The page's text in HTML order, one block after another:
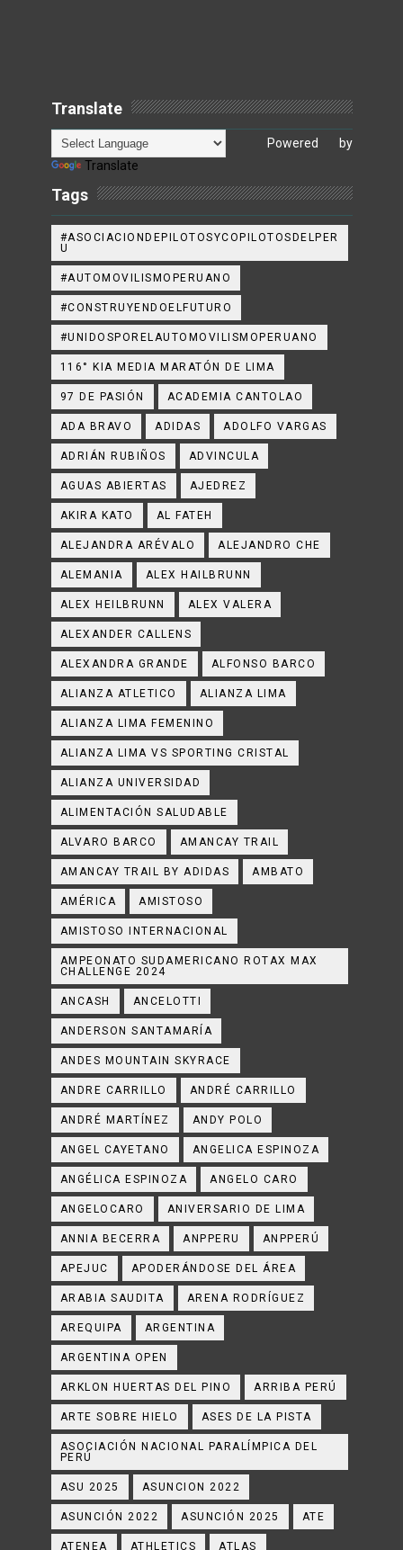
Translate
Powered by
Translate
Tags
#ASOCIACIONDEPILOTOSYCOPILOTOSDELPER
U
#AUTOMOVILISMOPERUANO
#CONSTRUYENDOELFUTURO
#UNIDOSPORELAUTOMOVILISMOPERUANO
116° KIA MEDIA MARATÓN DE LIMA
97 DE PASIÓN ACADEMIA CANTOLAO
ADA BRAVO ADIDAS ADOLFO VARGAS
ADRIÁN RUBIÑOS ADVINCULA
AGUAS ABIERTAS AJEDREZ
AKIRA KATO AL FATEH
ALEJANDRA ARÉVALO ALEJANDRO CHE
ALEMANIA ALEX HAILBRUNN
ALEX HEILBRUNN ALEX VALERA
ALEXANDER CALLENS
ALEXANDRA GRANDE ALFONSO BARCO
ALIANZA ATLETICO ALIANZA LIMA
ALIANZA LIMA FEMENINO
ALIANZA LIMA VS SPORTING CRISTAL
ALIANZA UNIVERSIDAD
ALIMENTACIÓN SALUDABLE
ALVARO BARCO AMANCAY TRAIL
AMANCAY TRAIL BY ADIDAS AMBATO
AMÉRICA AMISTOSO
AMISTOSO INTERNACIONAL
AMPEONATO SUDAMERICANO ROTAX MAX
CHALLENGE 2024
ANCASH ANCELOTTI
ANDERSON SANTAMARÍA
ANDES MOUNTAIN SKYRACE
ANDRE CARRILLO ANDRÉ CARRILLO
ANDRÉ MARTÍNEZ ANDY POLO
ANGEL CAYETANO ANGELICA ESPINOZA
ANGÉLICA ESPINOZA ANGELO CARO
ANGELOCARO ANIVERSARIO DE LIMA
ANNIA BECERRA ANPPERU ANPPERÚ
APEJUC APODERÁNDOSE DEL ÁREA
ARABIA SAUDITA ARENA RODRÍGUEZ
AREQUIPA ARGENTINA
ARGENTINA OPEN
ARKLON HUERTAS DEL PINO ARRIBA PERÚ
ARTE SOBRE HIELO ASES DE LA PISTA
ASOCIACIÓN NACIONAL PARALÍMPICA DEL
PERÚ
ASU 2025 ASUNCION 2022
ASUNCIÓN 2022 ASUNCIÓN 2025 ATE
ATENEA ATHLETICS ATLAS